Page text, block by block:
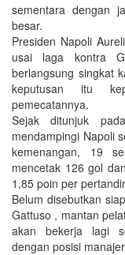
sementara dengan
besar.
Presiden Napoli
usai laga kontra
berlangsung singkat
keputusan itu
pemecatannya.
Sejak ditunjuk
mendampingi Napoli
kemenangan, 19
mencetak 126 gol
1,85 poin per
Belum disebutkan
Gattuso , mantan
akan bekerja lagi
dengan posisi